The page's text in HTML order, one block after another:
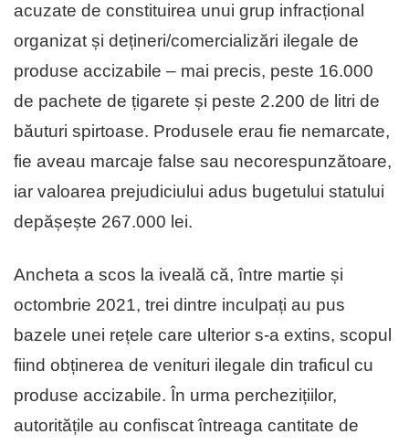
acuzate de constituirea unui grup infracțional
organizat și dețineri/comercializări ilegale de
produse accizabile – mai precis, peste 16.000
de pachete de țigarete și peste 2.200 de litri de
băuturi spirtoase. Produsele erau fie nemarcate,
fie aveau marcaje false sau necorespunzătoare,
iar valoarea prejudiciului adus bugetului statului
depășește 267.000 lei.
Ancheta a scos la iveală că, între martie și
octombrie 2021, trei dintre inculpați au pus
bazele unei rețele care ulterior s-a extins, scopul
fiind obținerea de venituri ilegale din traficul cu
produse accizabile. În urma perchezițiilor,
autoritățile au confiscat întreaga cantitate de